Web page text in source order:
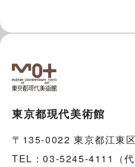
東京都現代美術館
〒135-0022 東京都江東
TEL：03-5245-4111（代